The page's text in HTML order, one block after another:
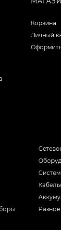
Корзина
Личный
Оформить
Разное